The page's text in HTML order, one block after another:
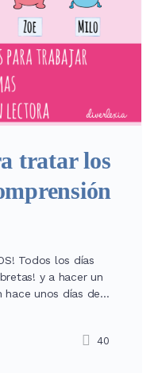
tratar los
Todos los días
y a hacer un
hace unos días de…
40